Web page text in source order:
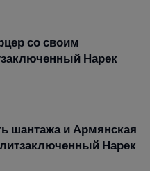
со своим
Нарек
шантажа и Армянская
Нарек